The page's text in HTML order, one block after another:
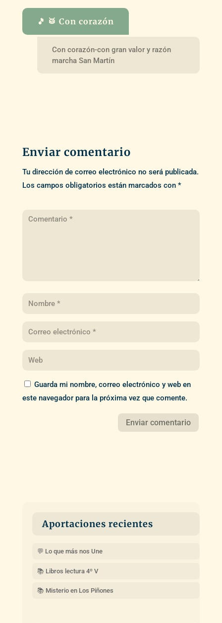
🎵 🥁 Con corazón
Con corazón-con gran valor y razón
marcha San Martín
Enviar comentario
Tu dirección de correo electrónico no será publicada.
Los campos obligatorios están marcados con *
Guarda mi nombre, correo electrónico y web en
este navegador para la próxima vez que comente.
Aportaciones recientes
💬 Lo que más nos Une
📚 Libros lectura 4º V
📚 Misterio en Los Piñones